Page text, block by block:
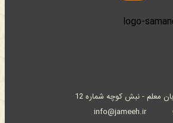
معلم - نبش کوچه شماره 12
info@jameeh.ir